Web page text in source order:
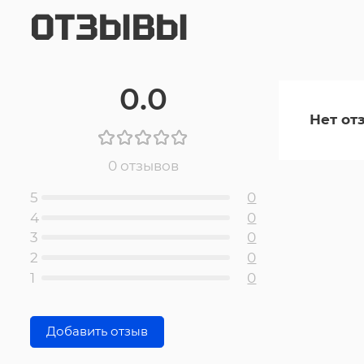
ОТЗЫВЫ
0.0
0 отзывов
5
0
4
0
3
0
2
0
1
0
Добавить отзыв
Нет